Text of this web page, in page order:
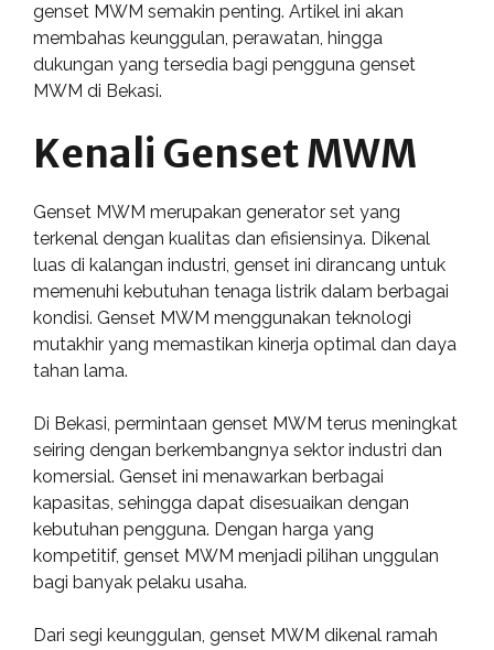
genset MWM semakin penting. Artikel ini akan
membahas keunggulan, perawatan, hingga
dukungan yang tersedia bagi pengguna genset
MWM di Bekasi.
Kenali Genset MWM
Genset MWM merupakan generator set yang
terkenal dengan kualitas dan efisiensinya. Dikenal
luas di kalangan industri, genset ini dirancang untuk
memenuhi kebutuhan tenaga listrik dalam berbagai
kondisi. Genset MWM menggunakan teknologi
mutakhir yang memastikan kinerja optimal dan daya
tahan lama.
Di Bekasi, permintaan genset MWM terus meningkat
seiring dengan berkembangnya sektor industri dan
komersial. Genset ini menawarkan berbagai
kapasitas, sehingga dapat disesuaikan dengan
kebutuhan pengguna. Dengan harga yang
kompetitif, genset MWM menjadi pilihan unggulan
bagi banyak pelaku usaha.
Dari segi keunggulan, genset MWM dikenal ramah